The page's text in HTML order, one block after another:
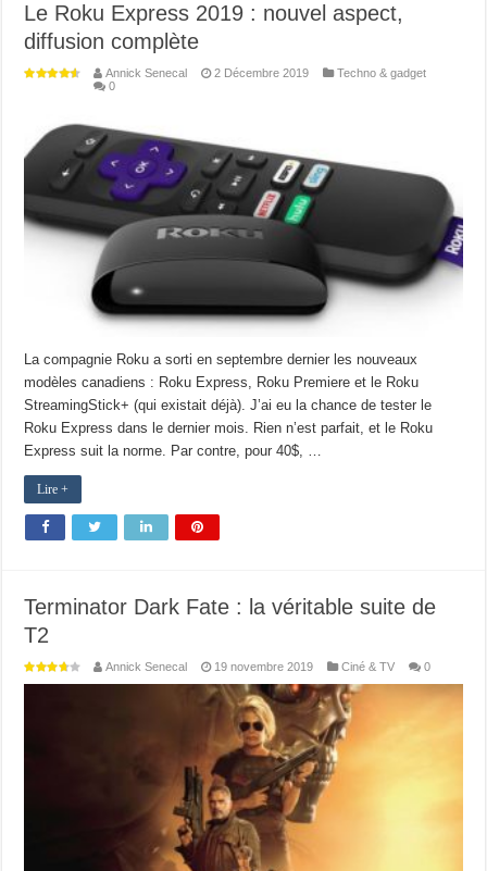
Le Roku Express 2019 : nouvel aspect,
diffusion complète
Annick Senecal 2 Décembre 2019
Techno & gadget
0
La compagnie Roku a sorti en septembre dernier les nouveaux
modèles canadiens : Roku Express, Roku Premiere et le Roku
StreamingStick+ (qui existait déjà). J’ai eu la chance de tester le
Roku Express dans le dernier mois. Rien n’est parfait, et le Roku
Express suit la norme. Par contre, pour 40$, …
Lire +
Terminator Dark Fate : la véritable suite de
T2
Annick Senecal 19 novembre 2019 Ciné & TV 0